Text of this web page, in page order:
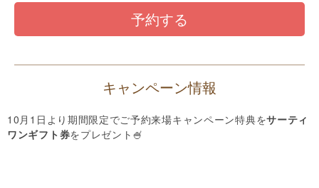
予約する
キャンペーン情報
10月1日より期間限定でご予約来場キャンペーン特典をサーティ
ワンギフト券をプレゼント🍧